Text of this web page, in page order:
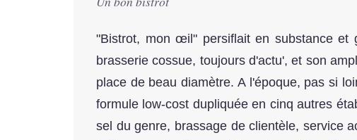
"Bistrot, mon œil" persiflait en substance et
brasserie cossue, toujours d'actu', et son
place de beau diamètre. A l'époque, pas si
formule low-cost dupliquée en cinq autres
sel du genre, brassage de clientèle, service